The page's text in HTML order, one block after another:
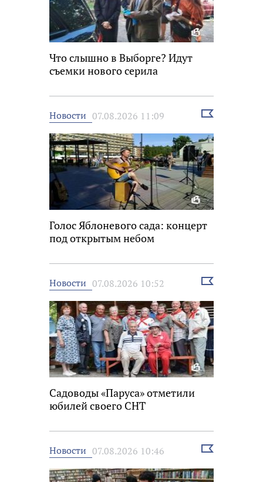
Что слышно в Выборге? Идут
съемки нового серила
Новости 07.08.2026 11:09
Выбрать
Голос Яблоневого сада: концерт
под открытым небом
Новости 07.08.2026 10:52
Выбрать
Садоводы «Паруса» отметили
юбилей своего СНТ
Новости 07.08.2026 10:46
Выбрать